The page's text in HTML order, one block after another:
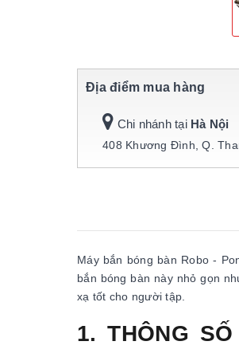
Địa điểm mua hàng
Chi nhánh tại Hà Nội
408 Khương Đình, Q.
Máy bắn bóng bàn Robo -
bắn bóng bàn này nhỏ gọn
xạ tốt cho người tập.
1. THÔNG